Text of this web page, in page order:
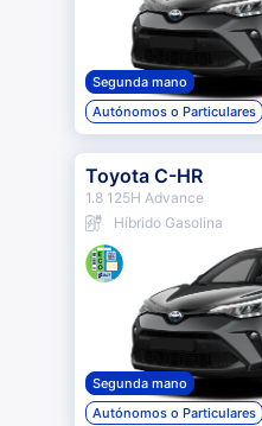
Segunda mano
Autónomos o Particulares
Toyota C-HR
1.8 125H Advance
Híbrido Gasolina
Segunda mano
Autónomos o Particulares